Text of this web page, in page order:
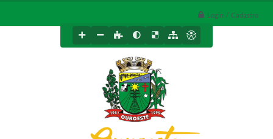
Login / Cadastro